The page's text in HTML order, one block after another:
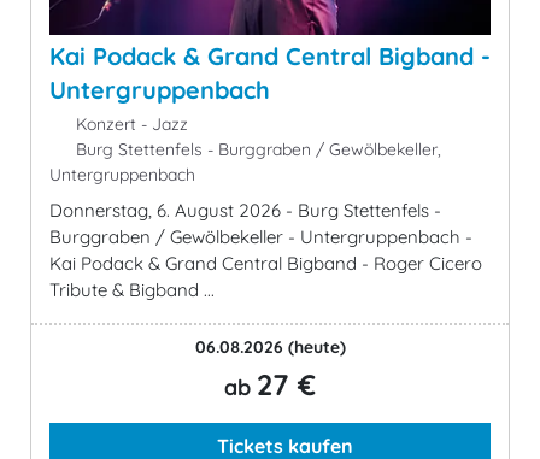
Kai Podack & Grand Central Bigband -
Untergruppenbach
Konzert - Jazz
Burg Stettenfels - Burggraben / Gewölbekeller,
Untergruppenbach
Donnerstag, 6. August 2026 - Burg Stettenfels -
Burggraben / Gewölbekeller - Untergruppenbach -
Kai Podack & Grand Central Bigband - Roger Cicero
Tribute & Bigband ...
06.08.2026 (heute)
ab 27 €
Tickets kaufen